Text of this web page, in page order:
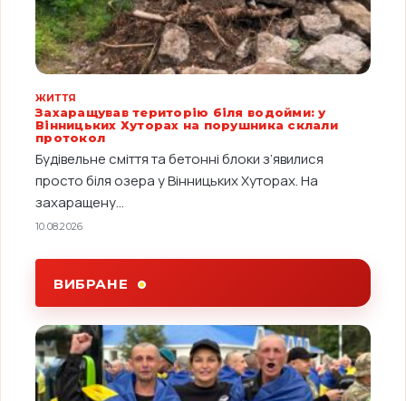
ЖИТТЯ
Захаращував територію біля водойми: у
Вінницьких Хуторах на порушника склали
протокол
Будівельне сміття та бетонні блоки з’явилися
просто біля озера у Вінницьких Хуторах. На
захаращену...
10.08.2026
ВИБРАНЕ